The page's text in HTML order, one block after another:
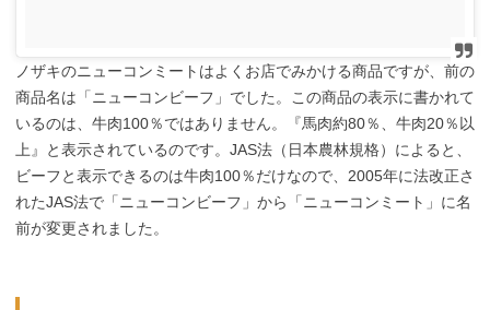
ノザキのニューコンミートはよくお店でみかける商品ですが、前の
商品名は「ニューコンビーフ」でした。この商品の表示に書かれて
いるのは、牛肉100％ではありません。『馬肉約80％、牛肉20％以
上』と表示されているのです。JAS法（日本農林規格）によると、
ビーフと表示できるのは牛肉100％だけなので、2005年に法改正さ
れたJAS法で「ニューコンビーフ」から「ニューコンミート」に名
前が変更されました。